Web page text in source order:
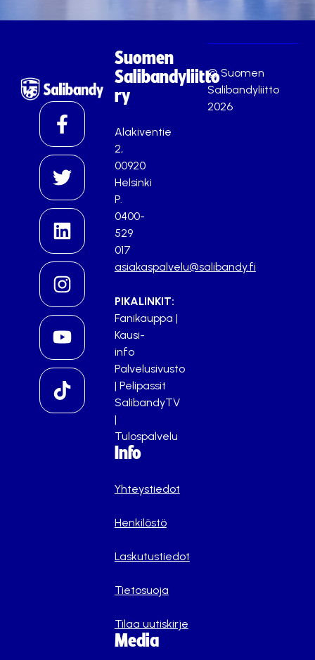
Suomen
Salibandyliitto
ry
Alakiventie
2,
00920
Helsinki
P.
0400-
529
017
asiakaspalvelu@salibandy.fi
PIKALINKIT:
Fanikauppa |
Kausi-
info
Palvelusivusto
| Pelipassit
SalibandyTV
|
Tulospalvelu
Info
Yhteystiedot
Henkilöstö
Laskutustiedot
Tietosuoja
Tilaa uutiskirje
Media
© Suomen
Salibandyliitto
2026